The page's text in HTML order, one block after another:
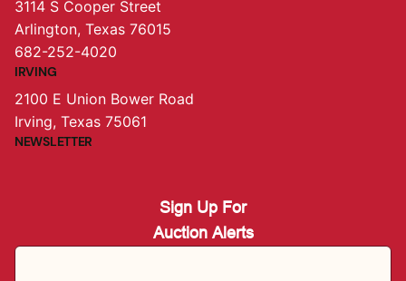
3114 S Cooper Street
Arlington, Texas 76015
682-252-4020
IRVING
2100 E Union Bower Road
Irving, Texas 75061
NEWSLETTER
Sign Up For
Auction Alerts